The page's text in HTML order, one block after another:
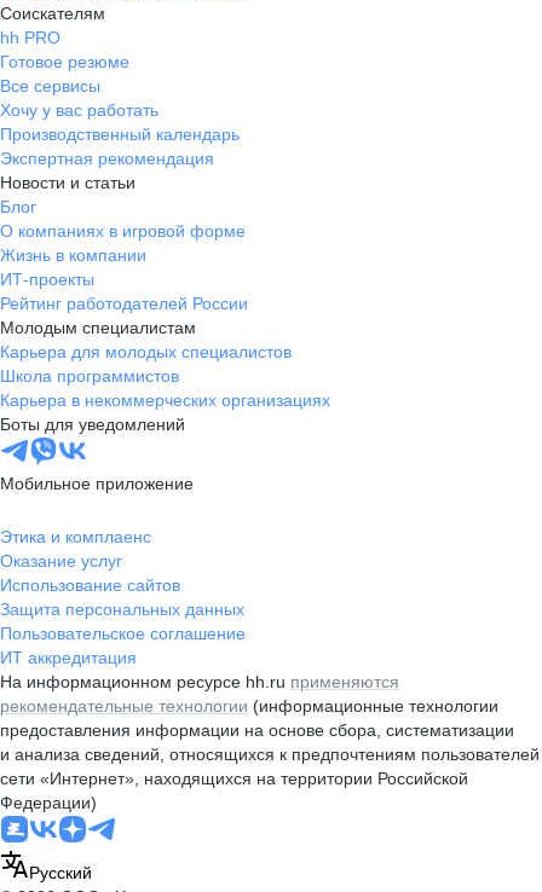
Соискателям
hh PRO
Готовое резюме
Все сервисы
Хочу у вас работать
Производственный календарь
Экспертная рекомендация
Новости и статьи
Блог
О компаниях в игровой форме
Жизнь в компании
ИТ-проекты
Рейтинг работодателей России
Молодым специалистам
Карьера для молодых специалистов
Школа программистов
Карьера в некоммерческих организациях
Боты для уведомлений
Мобильное приложение
Этика и комплаенс
Оказание услуг
Использование сайтов
Защита персональных данных
Пользовательское соглашение
ИТ аккредитация
На информационном ресурсе hh.ru применяются
рекомендательные технологии (информационные технологии
предоставления информации на основе сбора, систематизации
и анализа сведений, относящихся к предпочтениям пользователей
сети «Интернет», находящихся на территории Российской
Федерации)
Русский